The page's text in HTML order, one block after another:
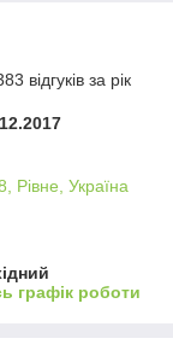
відгуків за рік
Рівне, Україна
графік роботи